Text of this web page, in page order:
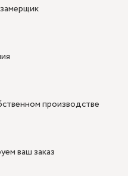
производстве
ваш заказ